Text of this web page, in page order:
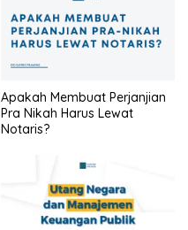
Apakah Membuat Perjanjian
Pra Nikah Harus Lewat
Notaris?